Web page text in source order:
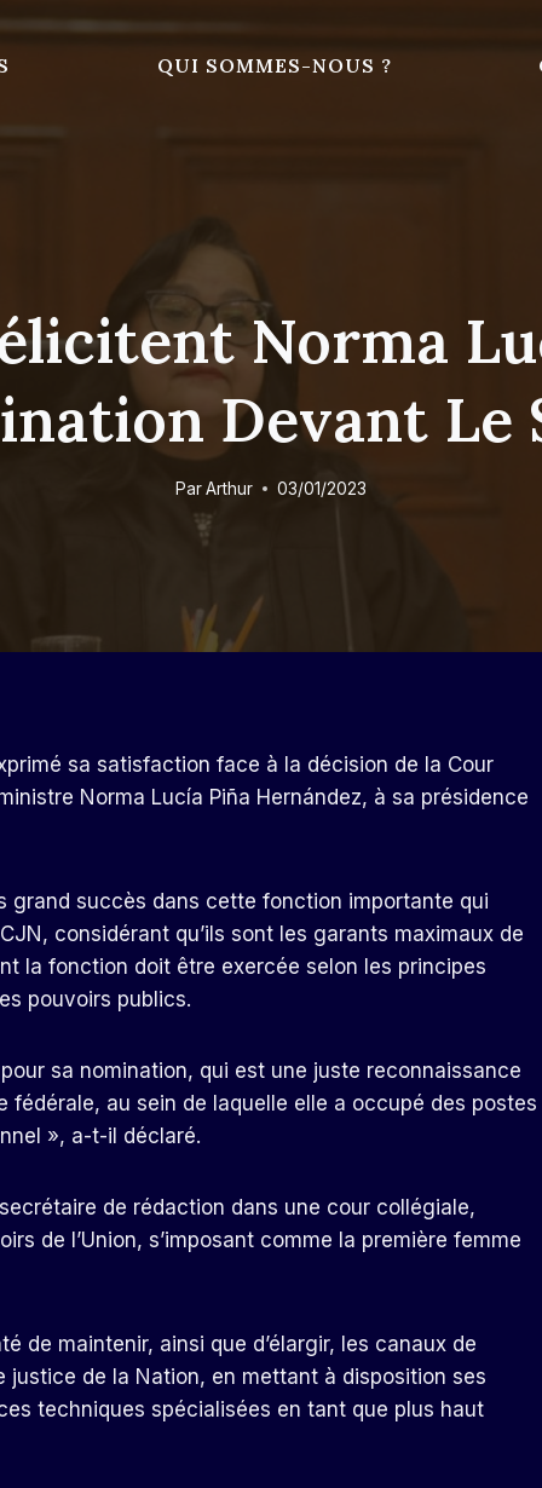
QUI SOMMES-NOUS ?
Norma
Devant Le
ParArthur 03/01/2023
sa satisfaction face à la décision de la Cour
Norma Lucía Piña Hernández, à sa présidence
grand succès dans cette fonction importante qui
considérant qu’ils sont les garants maximaux de
la fonction doit être exercée selon les principes
pouvoirs publics.
sa nomination, qui est une juste reconnaissance
au sein de laquelle elle a occupé des postes
», a-t-il déclaré.
de rédaction dans une cour collégiale,
de l’Union, s’imposant comme la première femme
de maintenir, ainsi que d’élargir, les canaux de
justice de la Nation, en mettant à disposition ses
techniques spécialisées en tant que plus haut